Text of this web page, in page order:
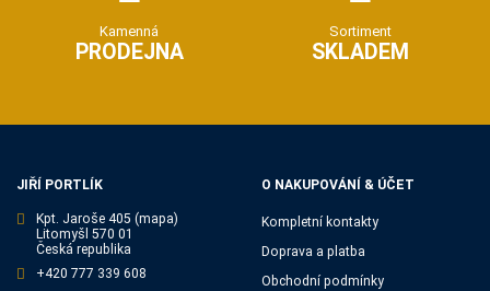
Kamenná
PRODEJNA
Sortiment
SKLADEM
JIŘÍ PORTLÍK
Kpt. Jaroše 405 (mapa)
Litomyšl 570 01
Česká republika
+420 777 339 608
O NAKUPOVÁNÍ & ÚČET
Kompletní kontakty
Doprava a platba
Obchodní podmínky